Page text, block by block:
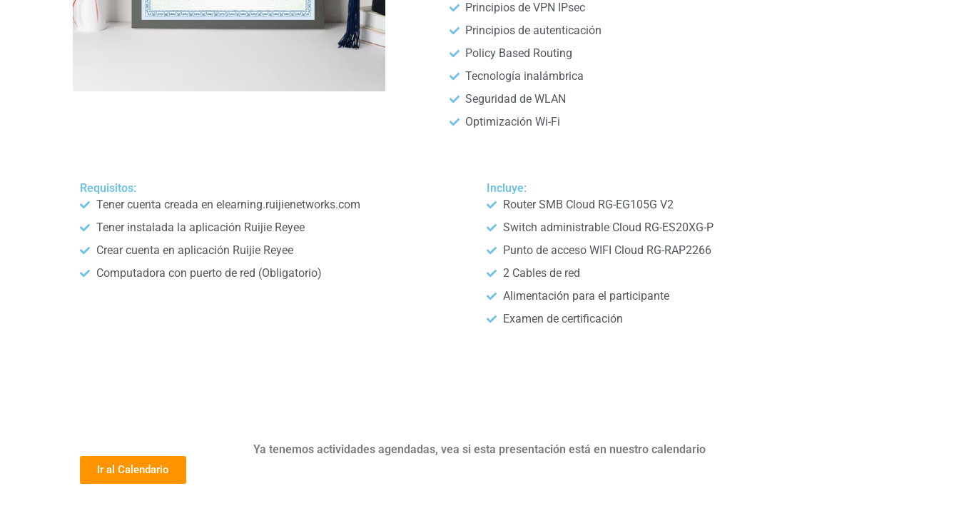
Principios de VPN IPsec
Principios de autenticación
Policy Based Routing
Tecnología inalámbrica
Seguridad de WLAN
Optimización Wi-Fi
Requisitos:
Tener cuenta creada en elearning.ruijienetworks.com
Tener instalada la aplicación Ruijie Reyee
Crear cuenta en aplicación Ruijie Reyee
Computadora con puerto de red (Obligatorio)
Incluye:
Router SMB Cloud RG-EG105G V2
Switch administrable Cloud RG-ES20XG-P
Punto de acceso WIFI Cloud RG-RAP2266
2 Cables de red
Alimentación para el participante
Examen de certificación
Ya tenemos actividades agendadas, vea si esta presentación está en nuestro calendario
Ir al Calendario